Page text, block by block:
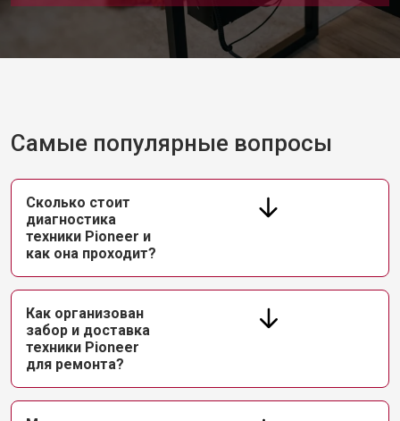
Самые популярные вопросы
Сколько стоит
диагностика
техники Pioneer и
как она проходит?
Как организован
забор и доставка
техники Pioneer
для ремонта?